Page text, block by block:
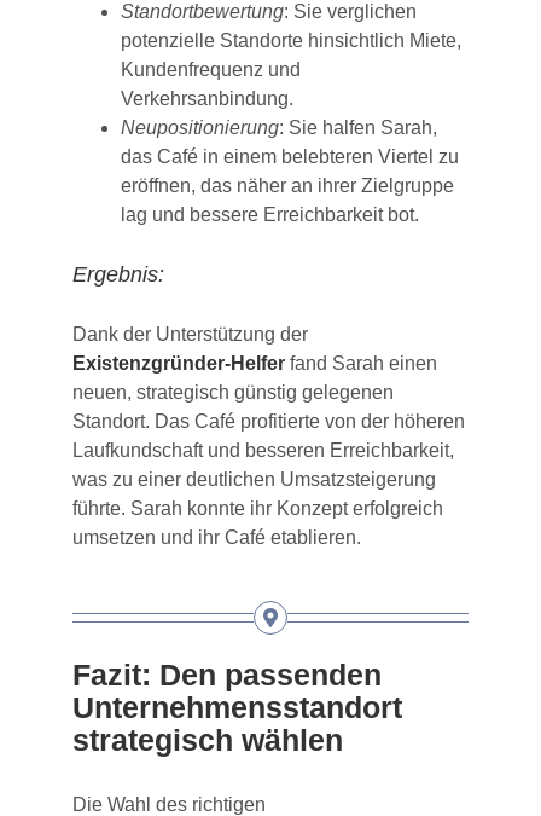
Standortbewertung: Sie verglichen
potenzielle Standorte hinsichtlich Miete,
Kundenfrequenz und
Verkehrsanbindung.
Neupositionierung: Sie halfen Sarah,
das Café in einem belebteren Viertel zu
eröffnen, das näher an ihrer Zielgruppe
lag und bessere Erreichbarkeit bot.
Ergebnis:
Dank der Unterstützung der
Existenzgründer-Helfer fand Sarah einen
neuen, strategisch günstig gelegenen
Standort. Das Café profitierte von der höheren
Laufkundschaft und besseren Erreichbarkeit,
was zu einer deutlichen Umsatzsteigerung
führte. Sarah konnte ihr Konzept erfolgreich
umsetzen und ihr Café etablieren.
Fazit: Den passenden
Unternehmensstandort
strategisch wählen
Die Wahl des richtigen